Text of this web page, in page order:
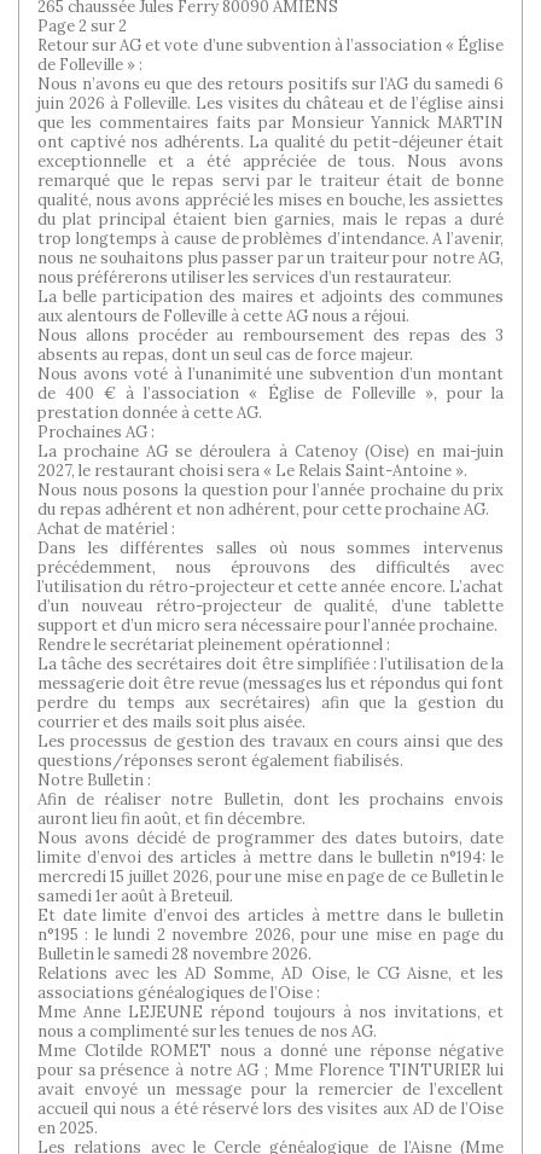
265 chaussée Jules Ferry 80090 AMIENS
Page 2 sur 2
Retour sur AG et vote d’une subvention à l’association « Église
de Folleville » :
Nous n’avons eu que des retours positifs sur l’AG du samedi 6
juin 2026 à Folleville. Les visites du château et de l’église ainsi
que les commentaires faits par Monsieur Yannick MARTIN
ont captivé nos adhérents. La qualité du petit-déjeuner était
exceptionnelle et a été appréciée de tous. Nous avons
remarqué que le repas servi par le traiteur était de bonne
qualité, nous avons apprécié les mises en bouche, les assiettes
du plat principal étaient bien garnies, mais le repas a duré
trop longtemps à cause de problèmes d’intendance. A l’avenir,
nous ne souhaitons plus passer par un traiteur pour notre AG,
nous préférerons utiliser les services d’un restaurateur.
La belle participation des maires et adjoints des communes
aux alentours de Folleville à cette AG nous a réjoui.
Nous allons procéder au remboursement des repas des 3
absents au repas, dont un seul cas de force majeur.
Nous avons voté à l’unanimité une subvention d’un montant
de 400 € à l’association « Église de Folleville », pour la
prestation donnée à cette AG.
Prochaines AG :
La prochaine AG se déroulera à Catenoy (Oise) en mai-juin
2027, le restaurant choisi sera « Le Relais Saint-Antoine ».
Nous nous posons la question pour l’année prochaine du prix
du repas adhérent et non adhérent, pour cette prochaine AG.
Achat de matériel :
Dans les différentes salles où nous sommes intervenus
précédemment, nous éprouvons des difficultés avec
l’utilisation du rétro-projecteur et cette année encore. L’achat
d’un nouveau rétro-projecteur de qualité, d’une tablette
support et d’un micro sera nécessaire pour l’année prochaine.
Rendre le secrétariat pleinement opérationnel :
La tâche des secrétaires doit être simplifiée : l’utilisation de la
messagerie doit être revue (messages lus et répondus qui font
perdre du temps aux secrétaires) afin que la gestion du
courrier et des mails soit plus aisée.
Les processus de gestion des travaux en cours ainsi que des
questions/réponses seront également fiabilisés.
Notre Bulletin :
Afin de réaliser notre Bulletin, dont les prochains envois
auront lieu fin août, et fin décembre.
Nous avons décidé de programmer des dates butoirs, date
limite d’envoi des articles à mettre dans le bulletin n°194: le
mercredi 15 juillet 2026, pour une mise en page de ce Bulletin le
samedi 1er août à Breteuil.
Et date limite d’envoi des articles à mettre dans le bulletin
n°195 : le lundi 2 novembre 2026, pour une mise en page du
Bulletin le samedi 28 novembre 2026.
Relations avec les AD Somme, AD Oise, le CG Aisne, et les
associations généalogiques de l’Oise :
Mme Anne LEJEUNE répond toujours à nos invitations, et
nous a complimenté sur les tenues de nos AG.
Mme Clotilde ROMET nous a donné une réponse négative
pour sa présence à notre AG ; Mme Florence TINTURIER lui
avait envoyé un message pour la remercier de l’excellent
accueil qui nous a été réservé lors des visites aux AD de l’Oise
en 2025.
Les relations avec le Cercle généalogique de l’Aisne (Mme